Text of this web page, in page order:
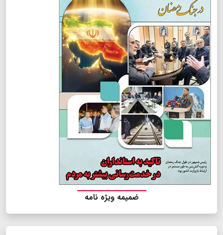
ضمیمه ویژه نامه